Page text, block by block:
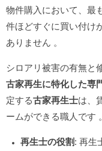
物件購入において、最
件ほどすぐに買い付け
ありません 。
シロアリ被害の有無と
古家再生に特化した専
定する古家再生士は、
ームができる職人です 。
再生士の役割: 再生